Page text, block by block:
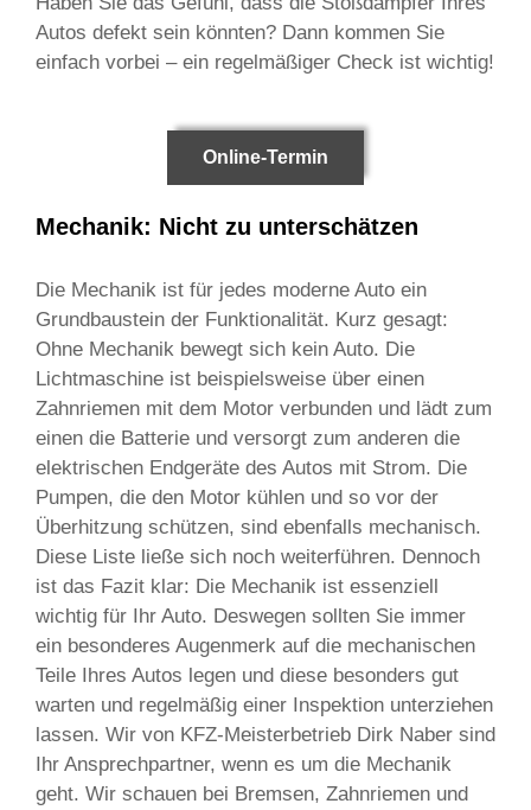
Autos defekt sein könnten? Dann kommen Sie
einfach vorbei – ein regelmäßiger Check ist wichtig!
Online-Termin
Mechanik: Nicht zu unterschätzen
Die Mechanik ist für jedes moderne Auto ein
Grundbaustein der Funktionalität. Kurz gesagt:
Ohne Mechanik bewegt sich kein Auto. Die
Lichtmaschine ist beispielsweise über einen
Zahnriemen mit dem Motor verbunden und lädt zum
einen die Batterie und versorgt zum anderen die
elektrischen Endgeräte des Autos mit Strom. Die
Pumpen, die den Motor kühlen und so vor der
Überhitzung schützen, sind ebenfalls mechanisch.
Diese Liste ließe sich noch weiterführen. Dennoch
ist das Fazit klar: Die Mechanik ist essenziell
wichtig für Ihr Auto. Deswegen sollten Sie immer
ein besonderes Augenmerk auf die mechanischen
Teile Ihres Autos legen und diese besonders gut
warten und regelmäßig einer Inspektion unterziehen
lassen. Wir von KFZ-Meisterbetrieb Dirk Naber sind
Ihr Ansprechpartner, wenn es um die Mechanik
geht. Wir schauen bei Bremsen, Zahnriemen und